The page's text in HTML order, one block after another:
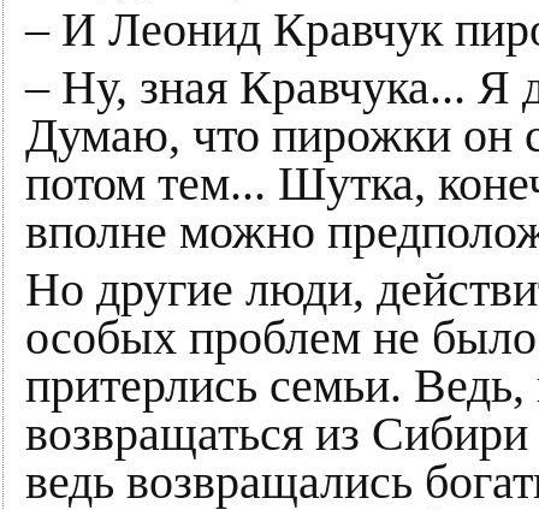
– И Леонид Кравчук
– Ну, зная Кравчука... Я
Думаю, что пирожки он
потом тем... Шутка,
вполне можно
Но другие люди,
особых проблем не
притерлись семьи. Ведь,
возвращаться из
ведь возвращались